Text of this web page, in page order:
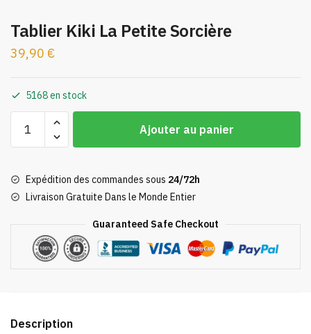
Tablier Kiki La Petite Sorcière
39,90 €
5168 en stock
La
Petite
Ajouter au panier
Expédition des commandes sous 24/72h
Livraison Gratuite Dans le Monde Entier
Guaranteed Safe Checkout
Description